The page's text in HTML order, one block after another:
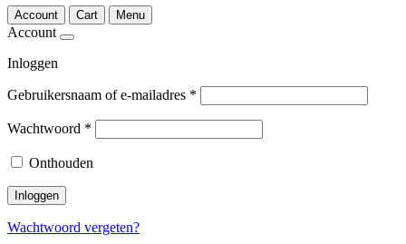
Account Cart Menu
Account
Inloggen
Gebruikersnaam of e-mailadres *
Wachtwoord *
Onthouden
Inloggen
Wachtwoord vergeten?